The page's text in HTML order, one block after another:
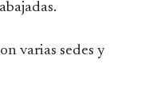
varias sedes y